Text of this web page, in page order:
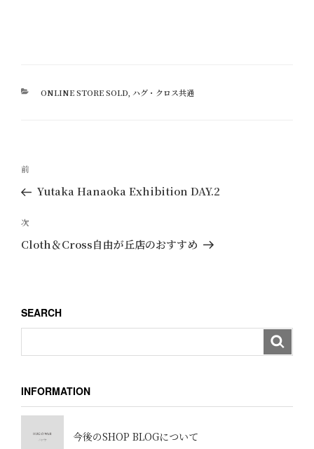
カ
ONLINE STORE SOLD, ハグ・クロス共通
投
ナ
ビ
ゲ
ン
過
去
投
稿
前
Yutaka Hanaoka Exhibition DAY.2
次
の
次
Cloth＆Cross自由が丘店のおすすめ
SEARCH
INFORMATION
今後のSHOP BLOGについて